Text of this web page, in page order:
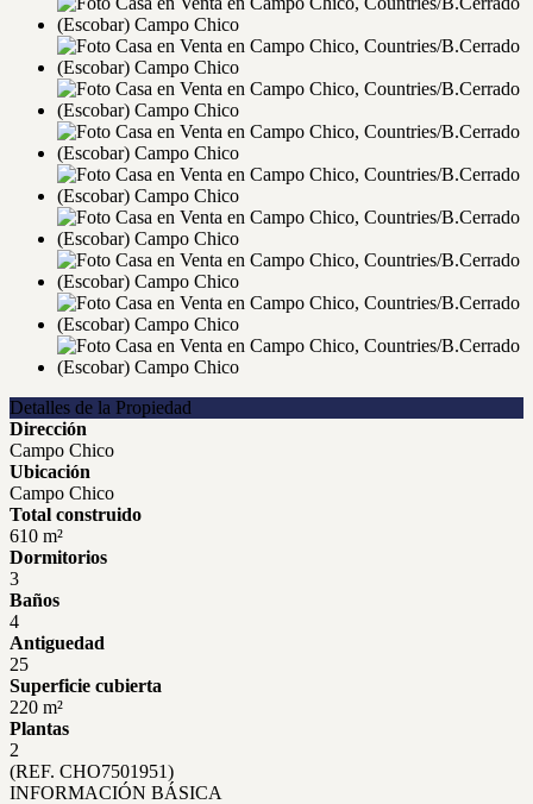
Detalles de la Propiedad
Dirección
Campo Chico
Ubicación
Campo Chico
Total construido
610 m²
Dormitorios
3
Baños
4
Antiguedad
25
Superficie cubierta
220 m²
Plantas
2
(REF. CHO7501951)
INFORMACIÓN BÁSICA